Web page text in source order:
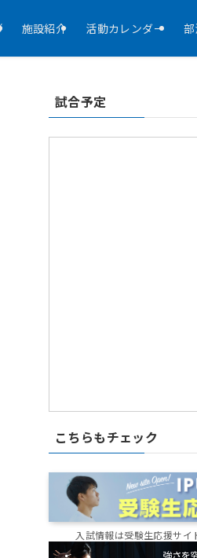
施設紹介 活動カレンダー
試合予定
こちらもチェック
入試情報は受験生応援サイ